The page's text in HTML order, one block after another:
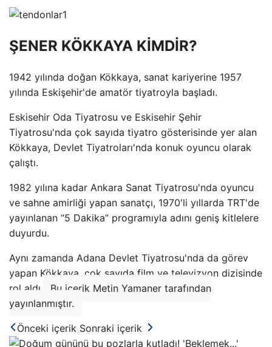
ŞENER KÖKKAYA KİMDİR?
1942 yılında doğan Kökkaya, sanat kariyerine 1957
yılında Eskişehir'de amatör tiyatroyla başladı.
Eskisehir Oda Tiyatrosu ve Eskisehir Şehir
Tiyatrosu'nda çok sayıda tiyatro gösterisinde yer alan
Kökkaya, Devlet Tiyatroları'nda konuk oyuncu olarak
çalıştı.
1982 yılına kadar Ankara Sanat Tiyatrosu'nda oyuncu
ve sahne amirliği yapan sanatçı, 1970'li yıllarda TRT'de
yayınlanan “5 Dakika” programıyla adını geniş kitlelere
duyurdu.
Aynı zamanda Adana Devlet Tiyatrosu'nda da görev
yapan Kökkaya, çok sayıda film ve televizyon dizisinde
rol aldı.
Bu içerik Metin Yamaner tarafından
yayınlanmıştır.
Önceki içerik Sonraki içerik